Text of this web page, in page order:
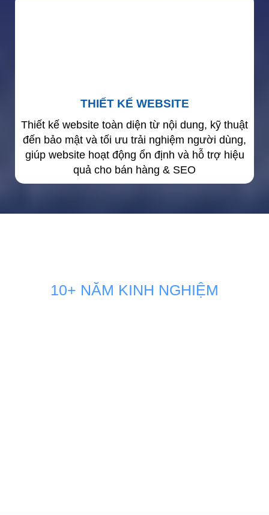
THIẾT KẾ WEBSITE
Thiết kế website toàn diện từ nội dung, kỹ thuật
đến bảo mật và tối ưu trải nghiệm người dùng,
giúp website hoạt động ổn định và hỗ trợ hiệu
quả cho bán hàng & SEO
10+ NĂM KINH NGHIỆM